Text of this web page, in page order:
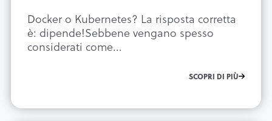
Docker o Kubernetes? La risposta corretta
è: dipende!Sebbene vengano spesso
considerati come...
SCOPRI DI PIÙ